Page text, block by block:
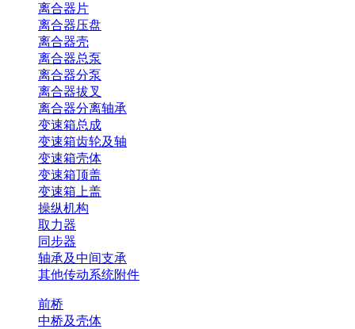
离合器片
离合器压盘
离合器壳
离合器总泵
离合器分泵
离合器拔叉
离合器分离轴承
变速箱总成
变速箱齿轮及轴
变速箱壳体
变速箱顶盖
变速箱上盖
操纵机构
取力器
同步器
轴承及中间支承
其他传动系统附件
前桥
中桥及壳体